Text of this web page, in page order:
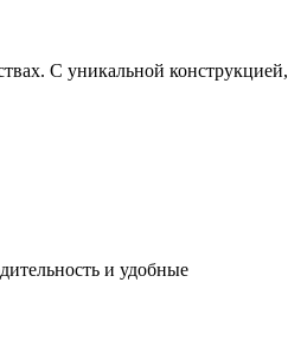
С уникальной конструкцией,
и удобные